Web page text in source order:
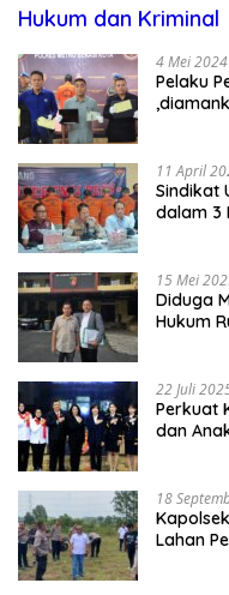
Hukum dan Kriminal
4 Mei 2024
Pelaku
11 April
Sindikat
dalam 3
15 Mei
Diduga
Hukum
22 Juli
Perkuat
dan
18
Lahan